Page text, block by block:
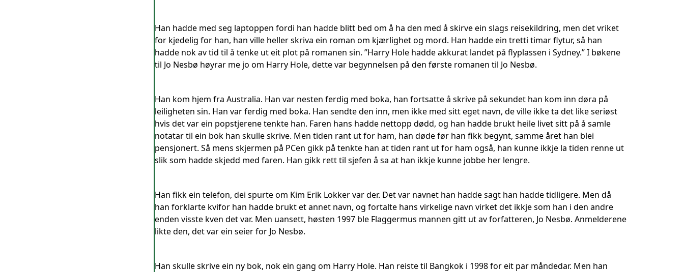
Han hadde med seg laptoppen fordi han hadde blitt bed om å ha den med å skirve ein slags reisekildring, men det vriket
for kjedelig for han, han ville heller skriva ein roman om kjærlighet og mord. Han hadde ein tretti timar flytur, så han
hadde nok av tid til å tenke ut eit plot på romanen sin. ”Harry Hole hadde akkurat landet på flyplassen i Sydney.” I bøkene
til Jo Nesbø høyrar me jo om Harry Hole, dette var begynnelsen på den første romanen til Jo Nesbø.
Han kom hjem fra Australia. Han var nesten ferdig med boka, han fortsatte å skrive på sekundet han kom inn døra på
leiligheten sin. Han var ferdig med boka. Han sendte den inn, men ikke med sitt eget navn, de ville ikke ta det like seriøst
hvis det var ein popstjerene tenkte han. Faren hans hadde nettopp dødd, og han hadde brukt heile livet sitt på å samle
notatar til ein bok han skulle skrive. Men tiden rant ut for ham, han døde før han fikk begynt, samme året han blei
pensjonert. Så mens skjermen på PCen gikk på tenkte han at tiden rant ut for ham også, han kunne ikkje la tiden renne ut
slik som hadde skjedd med faren. Han gikk rett til sjefen å sa at han ikkje kunne jobbe her lengre.
Han fikk ein telefon, dei spurte om Kim Erik Lokker var der. Det var navnet han hadde sagt han hadde tidligere. Men då
han forklarte kvifor han hadde brukt et annet navn, og fortalte hans virkelige navn virket det ikkje som han i den andre
enden visste kven det var. Men uansett, høsten 1997 ble Flaggermus mannen gitt ut av forfatteren, Jo Nesbø. Anmelderene
likte den, det var ein seier for Jo Nesbø.
Han skulle skrive ein ny bok, nok ein gang om Harry Hole. Han reiste til Bangkok i 1998 for eit par måndedar. Men han